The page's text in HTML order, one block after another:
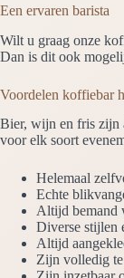
Een ervaren barista
Wilt u graag onze
Dan is dit ook
Voordelen koffiebar
Bier, wijn en fris zijn
voor elk soort
Helemaal
Echte
Altijd bemand
Diverse stijlen
Altijd
Zijn volledig